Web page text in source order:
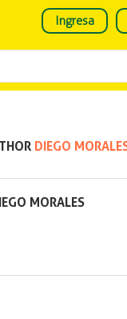
Ingresa
DIEGO
MORALES